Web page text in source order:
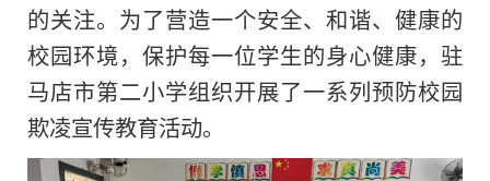
的关注。为了营造一个安全、和谐、健康的
校园环境，保护每一位学生的身心健康，驻
马店市第二小学组织开展了一系列预防校园
欺凌宣传教育活动。